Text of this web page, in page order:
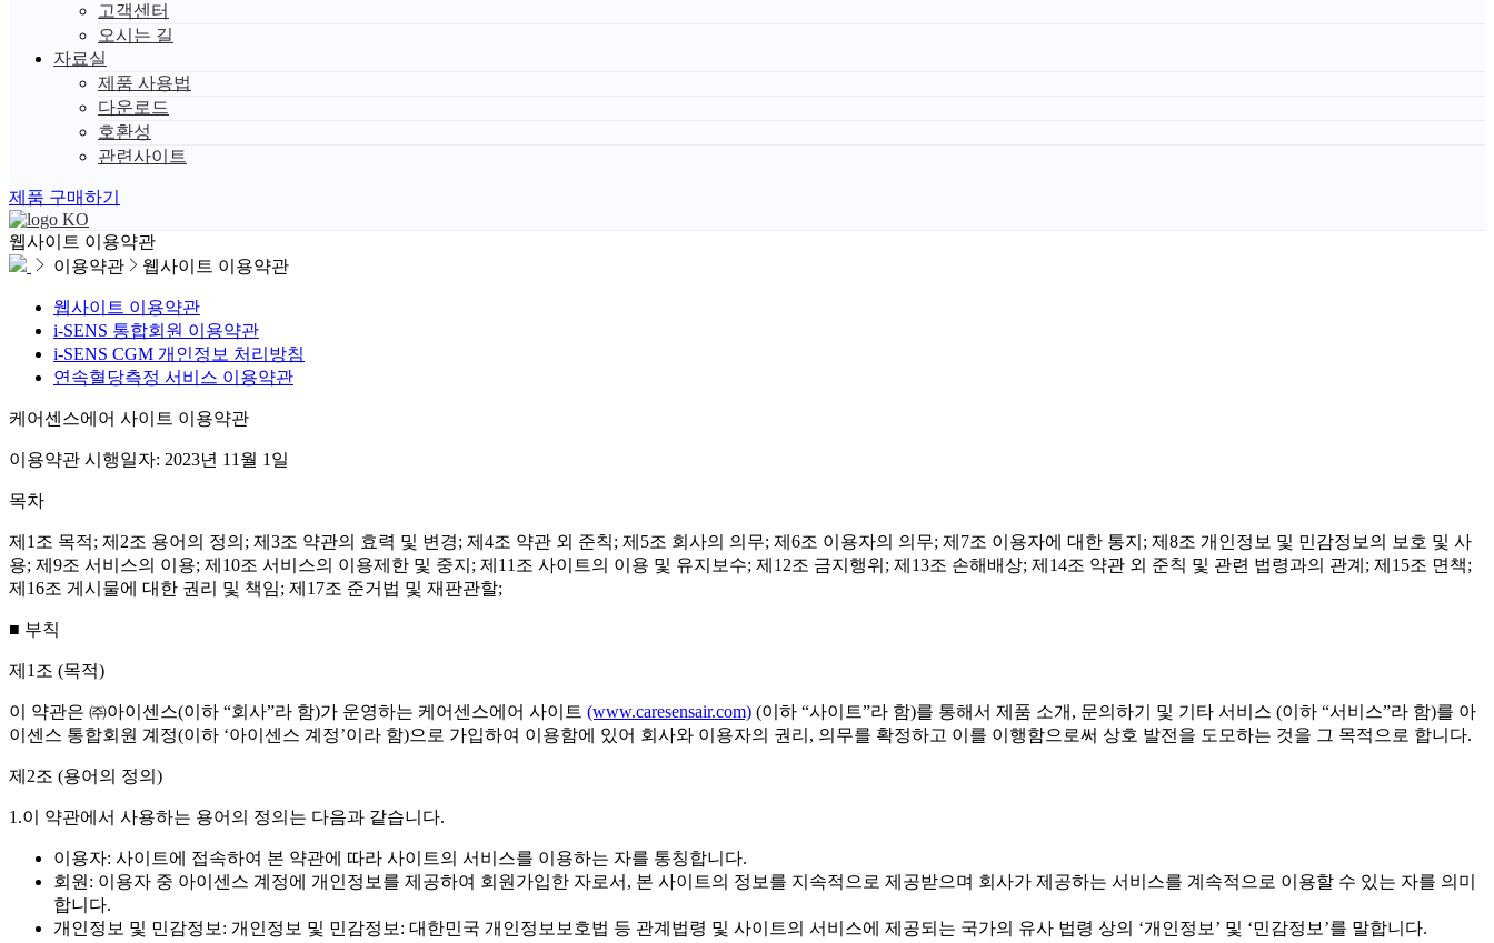
고객센터
오시는 길
자료실
제품 사용법
다운로드
호환성
관련사이트
제품 구매하기
KO
웹사이트 이용약관
이용약관
웹사이트 이용약관
웹사이트 이용약관
i-SENS 통합회원 이용약관
i-SENS CGM 개인정보 처리방침
연속혈당측정 서비스 이용약관
케어센스에어 사이트 이용약관
이용약관 시행일자: 2023년 11월 1일
목차
제1조 목적; 제2조 용어의 정의; 제3조 약관의 효력 및 변경; 제4조 약관 외 준칙; 제5조 회사의 의무; 제6조 이용자의 의무; 제7조 이용자에 대한 통지; 제8조 개인정보 및 민감정보의 보호 및 사
용; 제9조 서비스의 이용; 제10조 서비스의 이용제한 및 중지; 제11조 사이트의 이용 및 유지보수; 제12조 금지행위; 제13조 손해배상; 제14조 약관 외 준칙 및 관련 법령과의 관계; 제15조 면책;
제16조 게시물에 대한 권리 및 책임; 제17조 준거법 및 재판관할;
■ 부칙
제1조 (목적)
이 약관은 ㈜아이센스(이하 “회사”라 함)가 운영하는 케어센스에어 사이트 (www.caresensair.com) (이하 “사이트”라 함)를 통해서 제품 소개, 문의하기 및 기타 서비스 (이하 “서비스”라 함)를 아
이센스 통합회원 계정(이하 ‘아이센스 계정’이라 함)으로 가입하여 이용함에 있어 회사와 이용자의 권리, 의무를 확정하고 이를 이행함으로써 상호 발전을 도모하는 것을 그 목적으로 합니다.
제2조 (용어의 정의)
1.이 약관에서 사용하는 용어의 정의는 다음과 같습니다.
이용자: 사이트에 접속하여 본 약관에 따라 사이트의 서비스를 이용하는 자를 통칭합니다.
회원: 이용자 중 아이센스 계정에 개인정보를 제공하여 회원가입한 자로서, 본 사이트의 정보를 지속적으로 제공받으며 회사가 제공하는 서비스를 계속적으로 이용할 수 있는 자를 의미
합니다.
개인정보 및 민감정보: 개인정보 및 민감정보: 대한민국 개인정보보호법 등 관계법령 및 사이트의 서비스에 제공되는 국가의 유사 법령 상의 ‘개인정보’ 및 ‘민감정보’를 말합니다.